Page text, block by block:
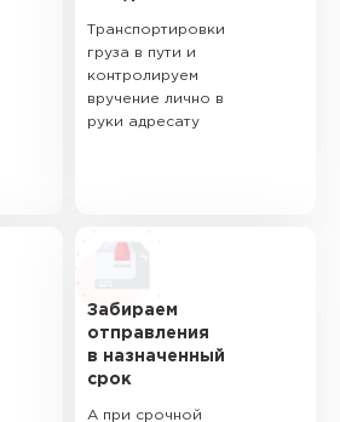
Транспортировки
груза в пути и
контролируем
вручение лично в
руки адресату
Забираем
отправления
в назначенный
срок
А при срочной